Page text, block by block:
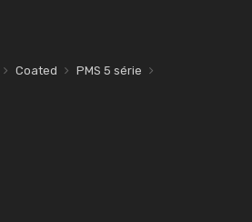
Coated
PMS 5 série